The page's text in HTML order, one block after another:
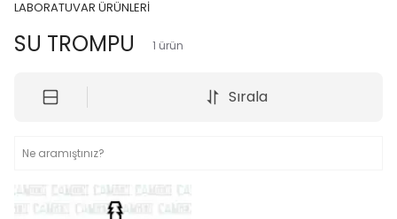
LABORATUVAR ÜRÜNLERİ
SU TROMPU 1 ürün
Sırala